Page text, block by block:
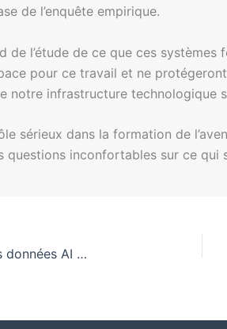
de l’enquête empirique.
de l’étude de ce que ces
pour ce travail et ne
notre infrastructure technologique
sérieux dans la formation de
questions inconfortables sur ce qui
Leadership renforcé pour la gouvernance des données AI chez RecordPoint